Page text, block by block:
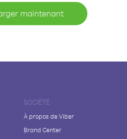
maintenant
SOCIÉTÉ
À propos de Viber
Brand Center